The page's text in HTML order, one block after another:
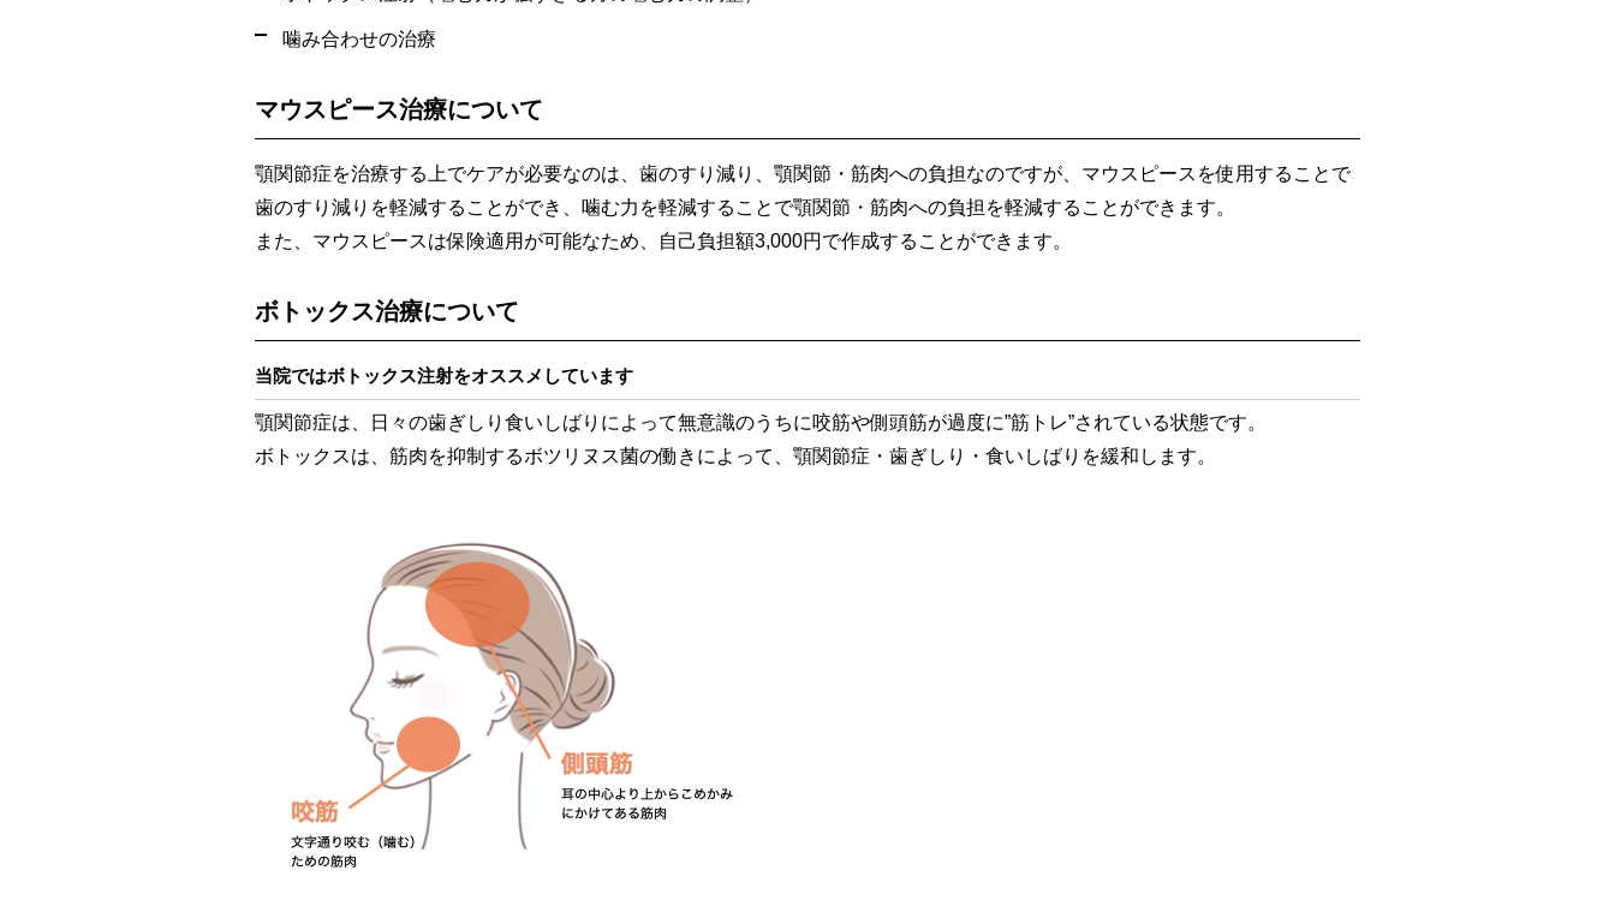
噛み合わせの治療
マウスピース治療について
顎関節症を治療する上でケアが必要なのは、歯のすり減り、顎関節・筋肉への負担なのですが、マウスピースを使用することで
歯のすり減りを軽減することができ、噛む力を軽減することで顎関節・筋肉への負担を軽減することができます。
また、マウスピースは保険適用が可能なため、自己負担額3,000円で作成することができます。
ボトックス治療について
当院ではボトックス注射をオススメしています
顎関節症は、日々の歯ぎしり食いしばりによって無意識のうちに咬筋や側頭筋が過度に”筋トレ”されている状態です。
ボトックスは、筋肉を抑制するボツリヌス菌の働きによって、顎関節症・歯ぎしり・食いしばりを緩和します。